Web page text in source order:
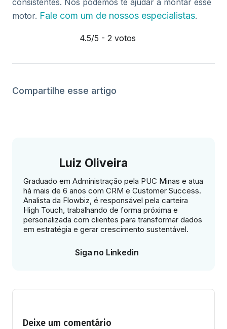
consistentes. Nós podemos te ajudar a montar esse
motor. Fale com um de nossos especialistas.
4.5/5 - 2 votos
Compartilhe esse artigo
Luiz Oliveira
Graduado em Administração pela PUC Minas e atua
há mais de 6 anos com CRM e Customer Success.
Analista da Flowbiz, é responsável pela carteira
High Touch, trabalhando de forma próxima e
personalizada com clientes para transformar dados
em estratégia e gerar crescimento sustentável.
Siga no Linkedin
Deixe um comentário